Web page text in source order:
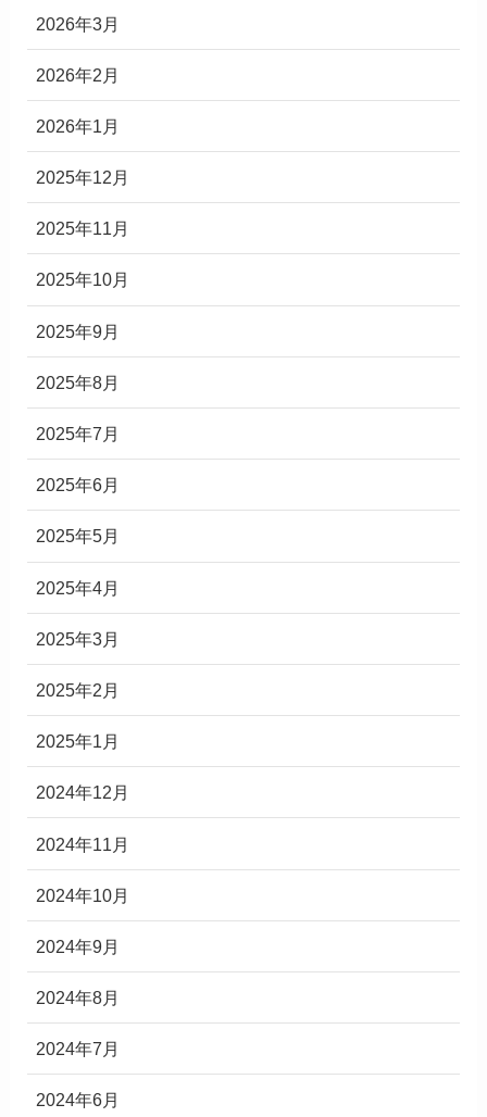
2026年3月
2026年2月
2026年1月
2025年12月
2025年11月
2025年10月
2025年9月
2025年8月
2025年7月
2025年6月
2025年5月
2025年4月
2025年3月
2025年2月
2025年1月
2024年12月
2024年11月
2024年10月
2024年9月
2024年8月
2024年7月
2024年6月